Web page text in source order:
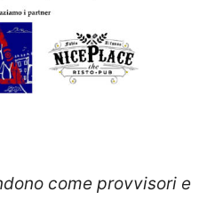
come provvisori e